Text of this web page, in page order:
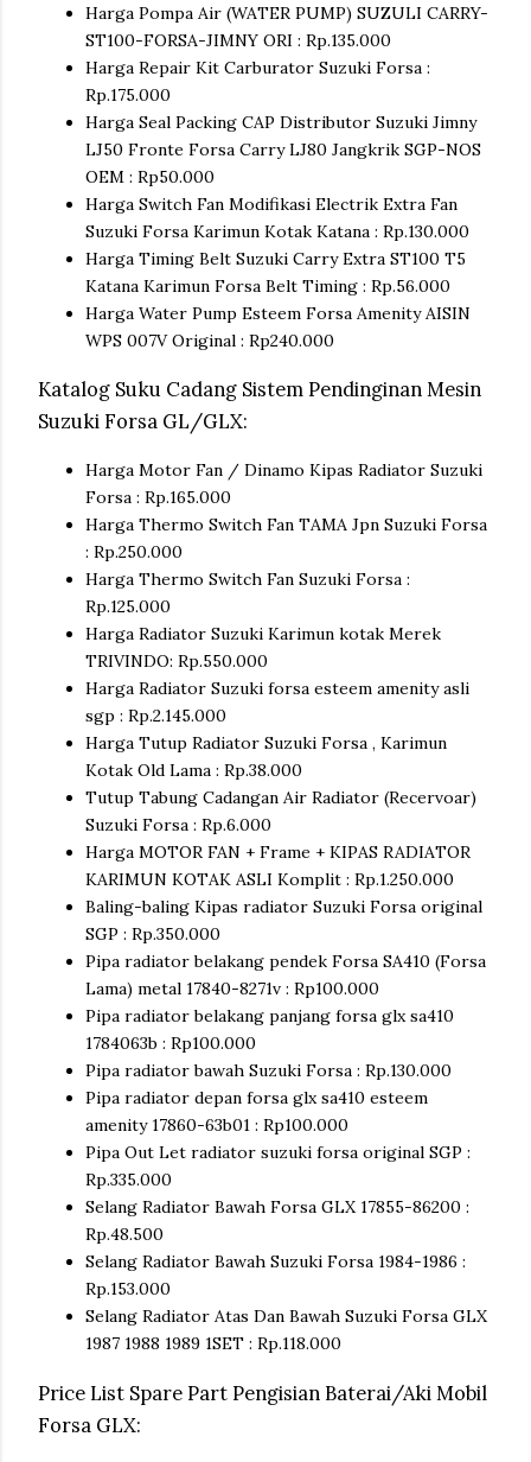
Harga Pompa Air (WATER PUMP) SUZULI CARRY-
ST100-FORSA-JIMNY ORI : Rp.135.000
Harga Repair Kit Carburator Suzuki Forsa :
Rp.175.000
Harga Seal Packing CAP Distributor Suzuki Jimny
LJ50 Fronte Forsa Carry LJ80 Jangkrik SGP-NOS
OEM : Rp50.000
Harga Switch Fan Modifikasi Electrik Extra Fan
Suzuki Forsa Karimun Kotak Katana : Rp.130.000
Harga Timing Belt Suzuki Carry Extra ST100 T5
Katana Karimun Forsa Belt Timing : Rp.56.000
Harga Water Pump Esteem Forsa Amenity AISIN
WPS 007V Original : Rp240.000
Katalog Suku Cadang Sistem Pendinginan Mesin
Suzuki Forsa GL/GLX:
Harga Motor Fan / Dinamo Kipas Radiator Suzuki
Forsa : Rp.165.000
Harga Thermo Switch Fan TAMA Jpn Suzuki Forsa
: Rp.250.000
Harga Thermo Switch Fan Suzuki Forsa :
Rp.125.000
Harga Radiator Suzuki Karimun kotak Merek
TRIVINDO: Rp.550.000
Harga Radiator Suzuki forsa esteem amenity asli
sgp : Rp.2.145.000
Harga Tutup Radiator Suzuki Forsa , Karimun
Kotak Old Lama : Rp.38.000
Tutup Tabung Cadangan Air Radiator (Recervoar)
Suzuki Forsa : Rp.6.000
Harga MOTOR FAN + Frame + KIPAS RADIATOR
KARIMUN KOTAK ASLI Komplit : Rp.1.250.000
Baling-baling Kipas radiator Suzuki Forsa original
SGP : Rp.350.000
Pipa radiator belakang pendek Forsa SA410 (Forsa
Lama) metal 17840-8271v : Rp100.000
Pipa radiator belakang panjang forsa glx sa410
1784063b : Rp100.000
Pipa radiator bawah Suzuki Forsa : Rp.130.000
Pipa radiator depan forsa glx sa410 esteem
amenity 17860-63b01 : Rp100.000
Pipa Out Let radiator suzuki forsa original SGP :
Rp.335.000
Selang Radiator Bawah Forsa GLX 17855-86200 :
Rp.48.500
Selang Radiator Bawah Suzuki Forsa 1984-1986 :
Rp.153.000
Selang Radiator Atas Dan Bawah Suzuki Forsa GLX
1987 1988 1989 1SET : Rp.118.000
Price List Spare Part Pengisian Baterai/Aki Mobil
Forsa GLX: